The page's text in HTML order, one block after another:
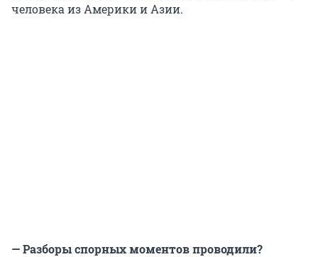
человека из Америки и Азии.
— Разборы спорных моментов проводили?